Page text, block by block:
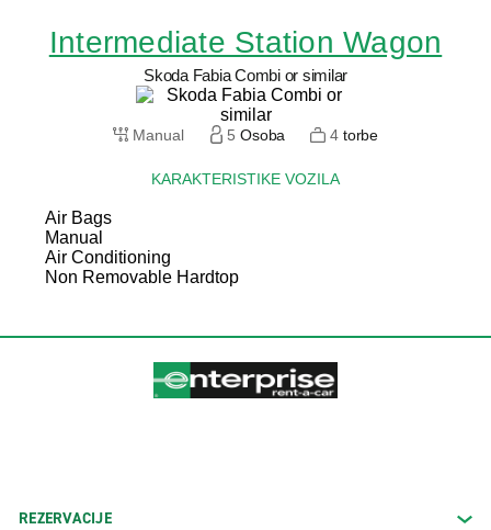
Intermediate Station Wagon
Skoda Fabia Combi or similar
Manual 5 Osoba 4 torbe
KARAKTERISTIKE VOZILA
Air Bags
Manual
Air Conditioning
Non Removable Hardtop
REZERVACIJE